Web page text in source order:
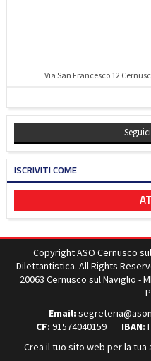
Via San Francesco 12
ISCRIVITI COME
Copyright ASO Cernusco
Dilettantistica. All Rights
20063 Cernusco sul Naviglio -
Email:
CF: 91574040159 IBAN:
Crea il tuo sito web per la tua